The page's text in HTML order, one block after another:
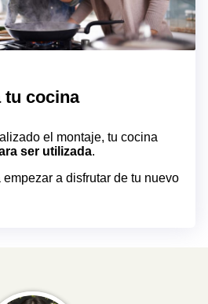
tu cocina
el montaje, tu cocina
ser utilizada.
a disfrutar de tu nuevo